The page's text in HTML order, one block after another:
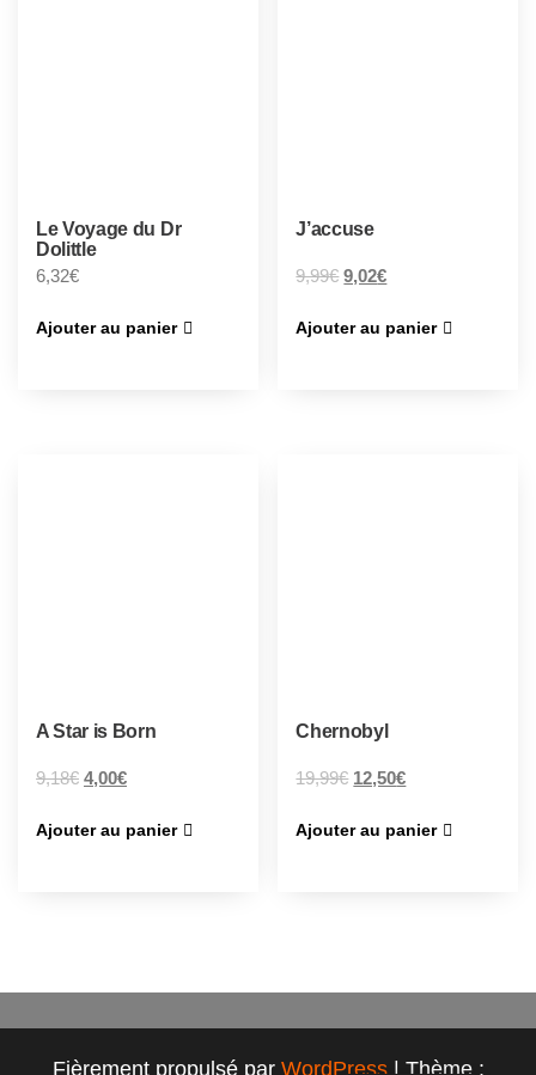
Le Voyage du Dr
Dolittle
6,32€
Ajouter au panier
J’accuse
9,99€ 9,02€
Ajouter au panier
A Star is Born
9,18€ 4,00€
Ajouter au panier
Chernobyl
19,99€ 12,50€
Ajouter au panier
Fièrement propulsé par WordPress | Thème :